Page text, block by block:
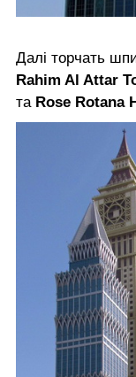
Далі торчать
Rahim Al Attar
та Rose Rotana